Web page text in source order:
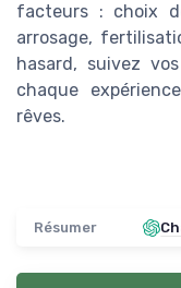
facteurs : choix
arrosage,
hasard, suivez
chaque
rêves.
Résumer